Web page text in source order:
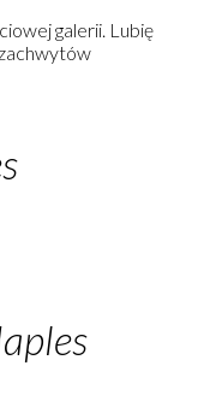
galerii. Lubię